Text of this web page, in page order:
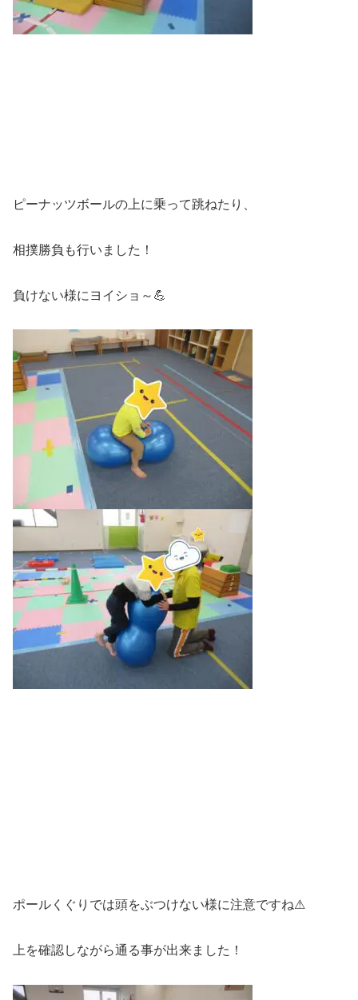
ピーナッツボールの上に乗って跳ねたり、
相撲勝負も行いました！
負けない様にヨイショ～💪
ポールくぐりでは頭をぶつけない様に注意ですね⚠
上を確認しながら通る事が出来ました！